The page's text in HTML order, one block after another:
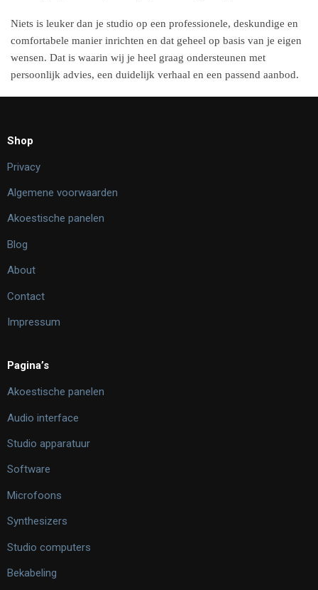
Niets is leuker dan je studio op een professionele, deskundige en
comfortabele manier inrichten en dat geheel op basis van je eigen
wensen. Dat is waarin wij je heel graag ondersteunen met
persoonlijk advies, een duidelijk verhaal en een passend aanbod.
Shop
Privacy
Algemene voorwaarden
Akoestische panelen
Blog
About
Contact
Impressum
Pagina’s
Akoestische panelen
Audio interface
Studio apparatuur
Software
Microfoons
Synthesizers
Studio computers
Bekabeling